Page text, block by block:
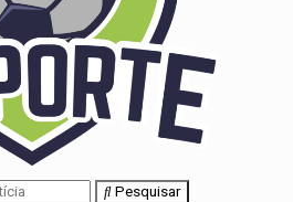
Pesquisar